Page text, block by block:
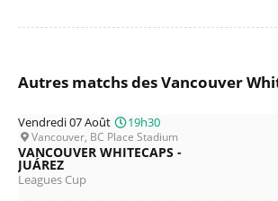
Autres matchs des Vancouver
Vendredi 07 Août 19h30
Vancouver, BC Place Stadium
VANCOUVER WHITECAPS -
JUÁREZ
Leagues Cup